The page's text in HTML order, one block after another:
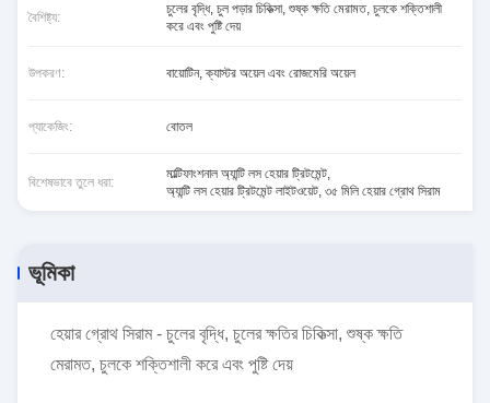
বৈশিষ্ট্য:
চুলের বৃদ্ধি, চুল পড়ার চিকিত্সা, শুষ্ক ক্ষতি মেরামত, চুলকে শক্তিশালী
করে এবং পুষ্টি দেয়
উপকরণ: বায়োটিন, ক্যাস্টর অয়েল এবং রোজমেরি অয়েল
প্যাকেজিং: বোতল
বিশেষভাবে তুলে ধরা:
মাল্টিফাংশনাল অ্যান্টি লস হেয়ার ট্রিটমেন্ট,
অ্যান্টি লস হেয়ার ট্রিটমেন্ট লাইটওয়েট, ৩৫ মিলি হেয়ার গ্রোথ সিরাম
ভূমিকা
হেয়ার গ্রোথ সিরাম - চুলের বৃদ্ধি, চুলের ক্ষতির চিকিত্সা, শুষ্ক ক্ষতি
মেরামত, চুলকে শক্তিশালী করে এবং পুষ্টি দেয়